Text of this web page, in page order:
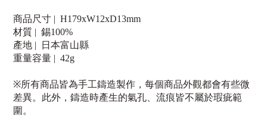
商品尺寸 | H179xW12xD13mm
材質 | 錫100%
產地 |
日本富山縣
重量容量 | 42g
※所有商品皆為手工鑄造製作，每個商品外觀都會有些微
差異。此外，鑄造時產生的氣孔、流痕皆不屬於瑕疵範
圍。